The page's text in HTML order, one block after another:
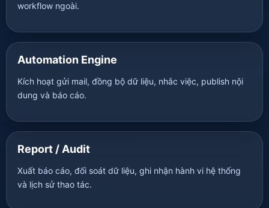
workflow ngoài.
Automation Engine
Kích hoạt gửi mail, đồng bộ dữ liệu, nhắc việc, publish nội
dung và báo cáo.
Report / Audit
Xuất báo cáo, đối soát dữ liệu, ghi nhận hành vi hệ thống
và lịch sử thao tác.